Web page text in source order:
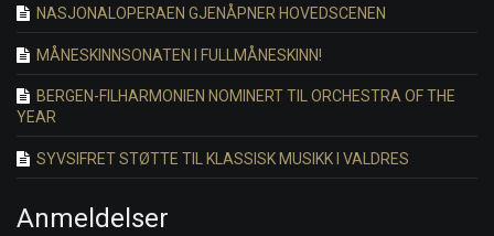
NASJONALOPERAEN GJENÅPNER HOVEDSCENEN
MÅNESKINNSONATEN I FULLMÅNESKINN!
BERGEN-FILHARMONIEN NOMINERT TIL ORCHESTRA OF THE
YEAR
SYVSIFRET STØTTE TIL KLASSISK MUSIKK I VALDRES
Anmeldelser